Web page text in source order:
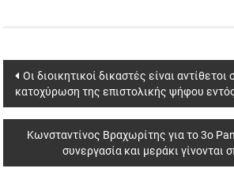
Post
navigation
Οι διοικητικοί δικαστές είναι
κατοχύρωση της επιστολικής ψήφου
Κωνσταντίνος Βραχωρίτης για το 3ο
συνεργασία και μεράκι γίνονται